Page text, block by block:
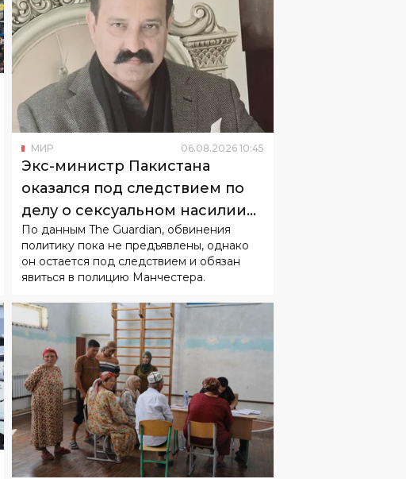
МИР 06. 08.2026 10
Экс-министр Пакистана
оказался под следствием по
делу о сексуальном насилии
над детьми
По данным The Guardian, обвинения
он остается под следствием и обязан
явиться в полицию Манчестера.
МИР 05 2026 02
Кыргызстан приступил к
оформлению передачи двух